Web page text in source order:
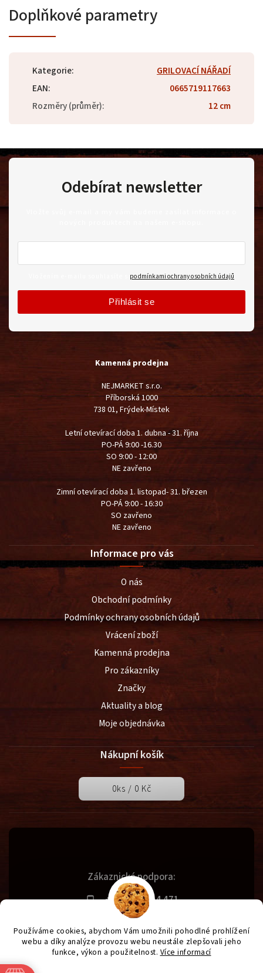
Používáme cookies, abychom Vám umožnili pohodlné prohlížení
webu a díky analýze provozu webu neustále zlepšovali jeho
funkce, výkon a použitelnost. Více informací
Doplňkové parametry
Kategorie:
GRILOVACÍ NÁŘADÍ
EAN:
0665719117663
Rozměry (průměr): 12 cm
Zákaznická podpora:
+420 731 614 471
info@svetgrilu.cz
Kamenná prodejna
NEJMARKET s.r.o.
Příborská 1000
738 01, Frýdek-Místek
Letní otevírací doba 1. dubna - 31. října
PO-PÁ 9:00 -16.30
SO 9:00 - 12:00
NE zavřeno
Zimní otevírací doba 1. listopad- 31. březen
PO-PÁ 9:00 - 16:30
SO zavřeno
NE zavřeno
Informace pro vás
O nás
Obchodní podmínky
Podmínky ochrany osobních údajů
Vrácení zboží
Kamenná prodejna
Pro zákazníky
Značky
Aktuality a blog
Moje objednávka
Nákupní košík
0ks / 0 Kč
Odebírat newsletter
podmínkami ochrany osobních údajů
Přihlásit se